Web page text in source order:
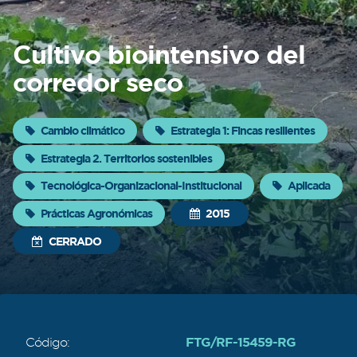
Sobre
FONTAGRO
FONTAGRO es un mecanismo de
cooperación único que fomenta la
inversión en innovación en el sector
agroalimentario de América Latina y El
Caribe, y promueve plataformas
regionales públicas y privadas. Sar
Conocer más
Cultivo biointensivo del
corredor seco
Cambio climático Estrategia 1: Fincas resilientes
Estrategia 2. Territorios sostenibles
Tecnológica-Organizacional-Institucional Aplicada
Prácticas Agronómicas 2015
CERRADO
Código: FTG/RF-15459-RG